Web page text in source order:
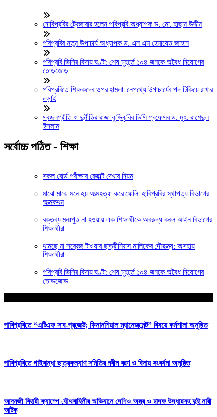
নোবিপ্রবির ট্রেজারার হলেন পবিপ্রবি অধ্যাপক ড. মো. হাছান উদ্দীন
পবিপ্রবির নতুন উপাচার্য অধ্যাপক ড. এস এম হেমায়েত জাহান
পবিপ্রবি ভিসির বিদায় ঘণ্টা: শেষ মুহূর্তে ১০৪ জনকে অবৈধ নিয়োগের
তোড়জোড়
পবিপ্রবিতে শিক্ষকদের ওপর হামলা: নেপথ্যে উপাচার্যের পদ টিকিয়ে রাখার
লড়াই
স্বজনপ্রীতি ও দুর্নীতির রাজা কুড়িকৃবির ভিসি প্রফেসর ড. মুহ. রাশেদুল
ইসলাম
সর্বোচ্চ পঠিত - শিক্ষা
সকল বোর্ড পরীক্ষার রেজাল্ট দেখার নিয়ম
মাঝে মাঝে মনে হয় আত্মহত্যা করে ফেলি: হাবিপ্রবির স্থাপত্য বিভাগের
আত্মকথন
বক্তব্য মনঃপুত না হওয়ায় এক শিক্ষার্থীকে অবরুদ্ধ করল আইন বিভাগের
শিক্ষার্থীরা
থামছে না সব্বেজ টাওয়ার ছাত্রীনিবাস মালিকের দৌরাত্ম্য: অসহায়
শিক্ষার্থীরা
পবিপ্রবি ভিসির বিদায় ঘণ্টা: শেষ মুহূর্তে ১০৪ জনকে অবৈধ নিয়োগের
তোড়জোড়
পাবিপ্রবিতে “এটিএফ সাব-প্রজেক্ট; ফিনানশিয়াল ম্যানেজমেন্ট” বিষয়ে কর্মশালা অনুষ্ঠিত
পাবিপ্রবিতে গাইবান্ধা ছাত্রকল্যাণ সমিতির নবীন বরণ ও বিদায় সংবর্ধনা অনুষ্ঠিত
আদমজী বিহারী ক্যাম্পে যৌথবাহিনীর অভিযানে দেশিও অস্ত্র ও মাদক উদ্ধারসহ দুই নারী
আটক